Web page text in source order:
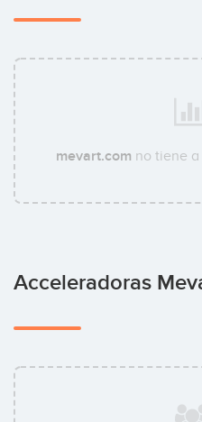
mevart.com no tiene
Acceleradoras